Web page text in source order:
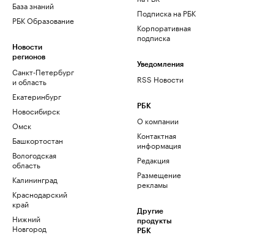
База знаний
РБК Образование
Новости
регионов
Санкт-Петербург
и область
Екатеринбург
Новосибирск
Омск
Башкортостан
Вологодская
область
Калининград
Краснодарский
край
Нижний
Новгород
Подписка на РБК
Корпоративная
подписка
Уведомления
RSS Новости
РБК
О компании
Контактная
информация
Редакция
Размещение
рекламы
Другие
продукты
РБК